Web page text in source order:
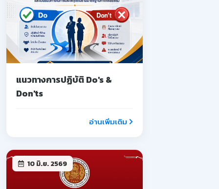
แนวทางการปฏิบัติ Do's &
Don'ts
อ่านเพิ่มเติม
10 มิ.ย. 2569